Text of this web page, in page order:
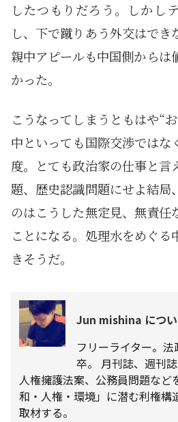
したつもりだろう。しかし
し、下で蹴りあう外交はでき
親中アピールも中国側からは
かった。
こうなってしまうともはや“
中といっても国際交渉ではな
度。とても政治家の仕事と言
題、歴史認識問題にせよ結局
のはこうした無定見、無責任
ことになる。処理水をめぐ
きそうだ。
Jun mishina につ
フリーライター。
卒。 月刊誌、週刊
人権擁護法案、公務員問題など
和・人権・環境」に潜む利権構
取材する。